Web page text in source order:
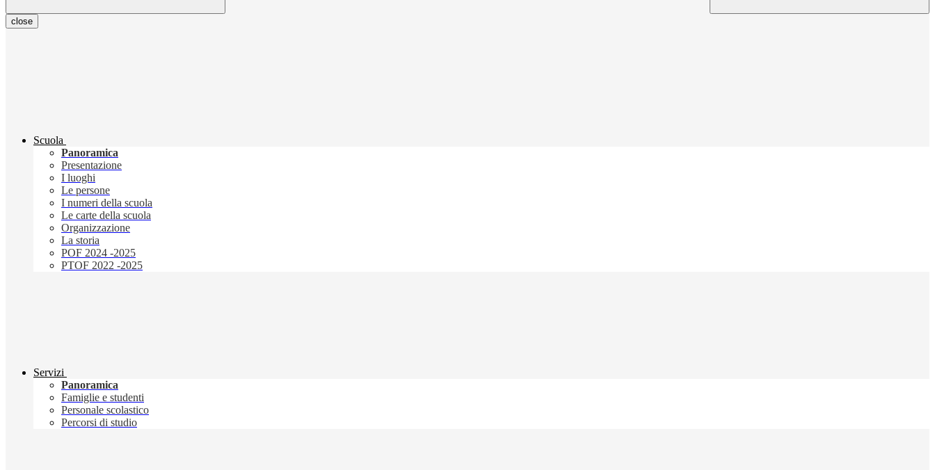
close
Scuola
Panoramica
Presentazione
I luoghi
Le persone
I numeri della scuola
Le carte della scuola
Organizzazione
La storia
POF 2024 -2025
PTOF 2022 -2025
Servizi
Panoramica
Famiglie e studenti
Personale scolastico
Percorsi di studio